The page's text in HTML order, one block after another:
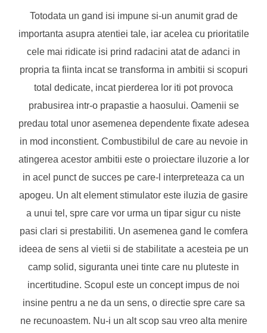
Totodata un gand isi impune si-un anumit grad de
importanta asupra atentiei tale, iar acelea cu prioritatile
cele mai ridicate isi prind radacini atat de adanci in
propria ta fiinta incat se transforma in ambitii si scopuri
total dedicate, incat pierderea lor iti pot provoca
prabusirea intr-o prapastie a haosului. Oamenii se
predau total unor asemenea dependente fixate adesea
in mod inconstient. Combustibilul de care au nevoie in
atingerea acestor ambitii este o proiectare iluzorie a lor
in acel punct de succes pe care-l interpreteaza ca un
apogeu. Un alt element stimulator este iluzia de gasire
a unui tel, spre care vor urma un tipar sigur cu niste
pasi clari si prestabiliti. Un asemenea gand le comfera
ideea de sens al vietii si de stabilitate a acesteia pe un
camp solid, siguranta unei tinte care nu pluteste in
incertitudine. Scopul este un concept impus de noi
insine pentru a ne da un sens, o directie spre care sa
ne recunoastem. Nu-i un alt scop sau vreo alta menire